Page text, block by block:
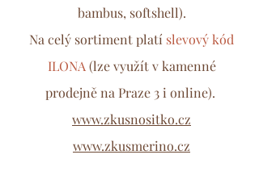
bambus, softshell).
Na celý sortiment platí slevový kód
ILONA (lze využít v kamenné
prodejně na Praze 3 i online).
www.zkusnositko.cz
www.zkusmerino.cz